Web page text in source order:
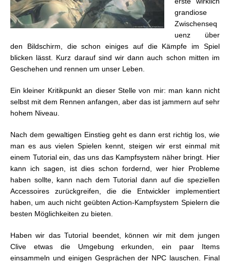
grandiose
Zwischenseq
uenz über
den Bildschirm, die schon einiges auf die Kämpfe im Spiel
blicken lässt. Kurz darauf sind wir dann auch schon mitten im
Geschehen und rennen um unser Leben.
Ein kleiner Kritikpunkt an dieser Stelle von mir: man kann nicht
selbst mit dem Rennen anfangen, aber das ist jammern auf sehr
hohem Niveau.
Nach dem gewaltigen Einstieg geht es dann erst richtig los, wie
man es aus vielen Spielen kennt, steigen wir erst einmal mit
einem Tutorial ein, das uns das Kampfsystem näher bringt. Hier
kann ich sagen, ist dies schon fordernd, wer hier Probleme
haben sollte, kann nach dem Tutorial dann auf die speziellen
Accessoires zurückgreifen, die die Entwickler implementiert
haben, um auch nicht geübten Action-Kampfsystem Spielern die
besten Möglichkeiten zu bieten.
Haben wir das Tutorial beendet, können wir mit dem jungen
Clive etwas die Umgebung erkunden, ein paar Items
einsammeln und einigen Gesprächen der NPC lauschen. Final